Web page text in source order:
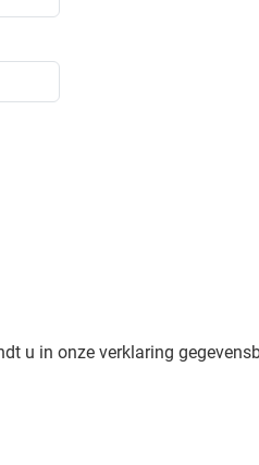
u in onze verklaring